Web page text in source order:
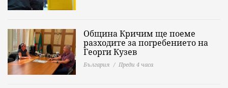
Община Кричим ще поеме
разходите за погребението на
Георги Кузев
България Преди 4 часа